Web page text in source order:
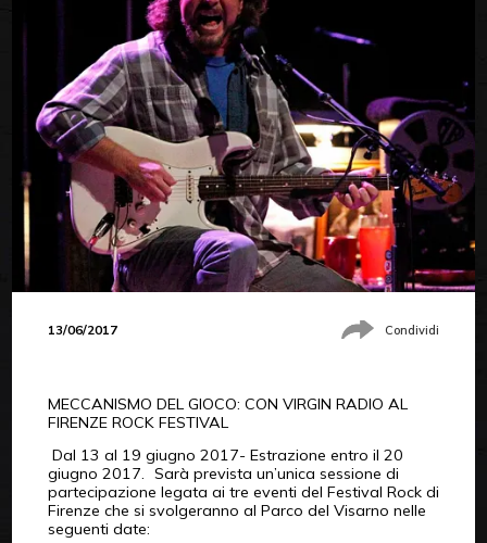
13/06/2017 Condividi
MECCANISMO DEL GIOCO: CON VIRGIN RADIO AL
FIRENZE ROCK FESTIVAL
Dal 13 al 19 giugno 2017- Estrazione entro il 20
giugno 2017. Sarà prevista un’unica sessione di
partecipazione legata ai tre eventi del Festival Rock di
Firenze che si svolgeranno al Parco del Visarno nelle
seguenti date: